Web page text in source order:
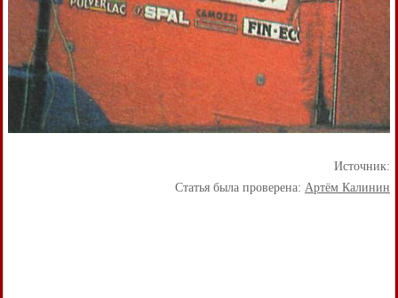
Источник:
Статья была проверена: Артём Калинин